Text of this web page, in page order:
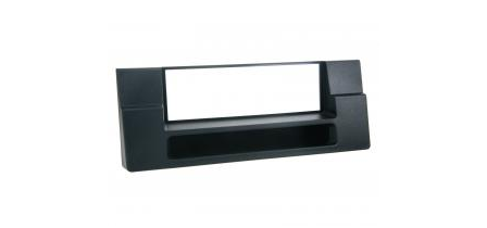
Fahrzeughalter